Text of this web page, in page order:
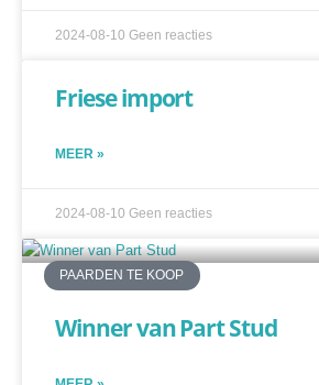
2024-08-10 Geen reacties
Friese import
MEER »
2024-08-10 Geen reacties
PAARDEN TE KOOP
Winner van Part Stud